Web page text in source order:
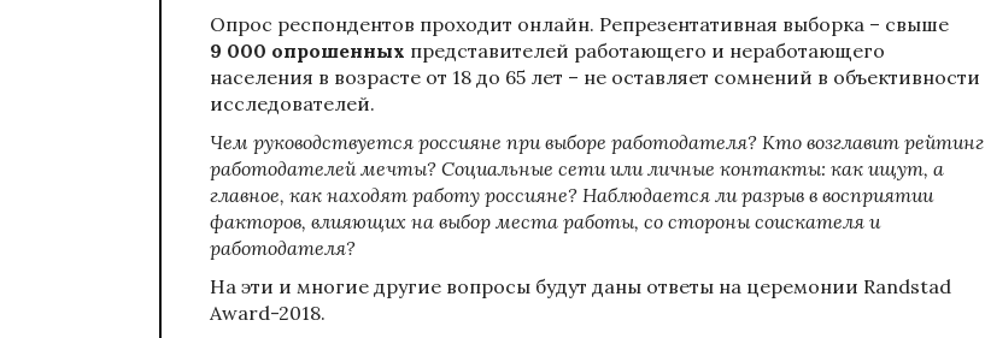
Опрос респондентов проходит онлайн. Репрезентативная выборка – свыше
9 000 опрошенных представителей работающего и неработающего
населения в возрасте от 18 до 65 лет – не оставляет сомнений в объективности
исследователей.
Чем руководствуется россияне при выборе работодателя? Кто возглавит рейтинг
работодателей мечты? Социальные сети или личные контакты: как ищут, а
главное, как находят работу россияне? Наблюдается ли разрыв в восприятии
факторов, влияющих на выбор места работы, со стороны соискателя и
работодателя?
На эти и многие другие вопросы будут даны ответы на церемонии Randstad
Award-2018.